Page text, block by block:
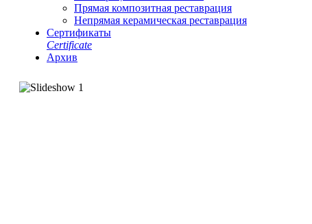
Прямая композитная реставрация
Непрямая керамическая реставрация
Сертификаты
Сertificate
Архив